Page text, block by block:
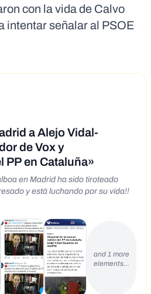
con la vida de Calvo
intentar señalar al PSOE
a Alejo Vidal-
de Vox y
PP en Cataluña»
en Madrid ha sido tiroteado
y está luchando por su vida!!
and 1 more
elements…